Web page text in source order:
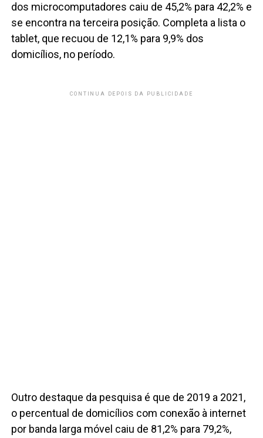
dos microcomputadores caiu de 45,2% para 42,2% e
se encontra na terceira posição. Completa a lista o
tablet, que recuou de 12,1% para 9,9% dos
domicílios, no período.
CONTINUA DEPOIS DA PUBLICIDADE
Outro destaque da pesquisa é que de 2019 a 2021,
o percentual de domicílios com conexão à internet
por banda larga móvel caiu de 81,2% para 79,2%,